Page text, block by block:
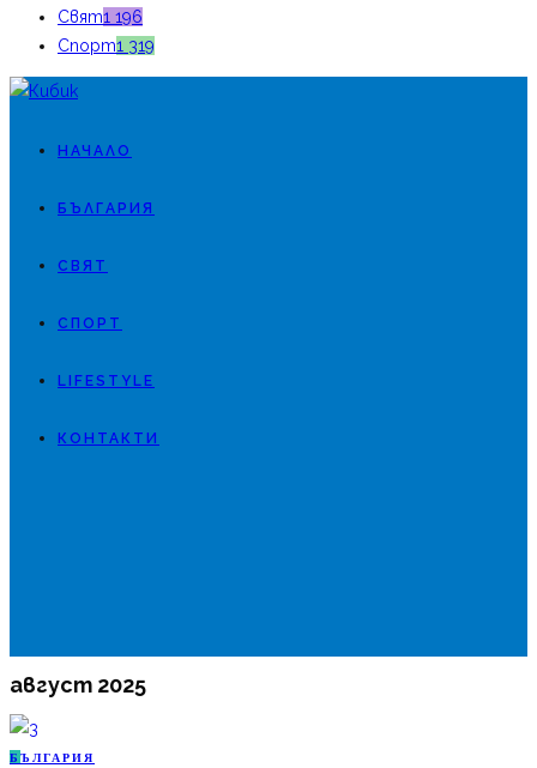
Свят1 196
Спорт1 319
НАЧАЛО
БЪЛГАРИЯ
СВЯТ
СПОРТ
LIFESTYLE
КОНТАКТИ
август 2025
Б ЪЛГАРИЯ